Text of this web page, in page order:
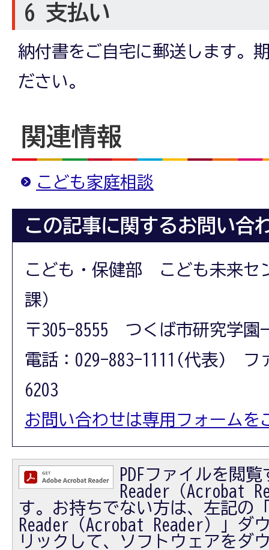
6 支払い
納付書をご自宅に郵送します。
ださい。
関連情報
こども家庭相談
この記事に関するお問い合
こども・保健部 こども未来セ
課）
〒305-8555 つくば市研究学園
電話：029-883-1111(代表) フ
6203
お問い合わせは専用フォームを
PDFファイルを閲
Reader（Acrobat
す。お持ちでない方は、左記の
Reader（Acrobat Reader）」ダ
リックして、ソフトウェアをダ